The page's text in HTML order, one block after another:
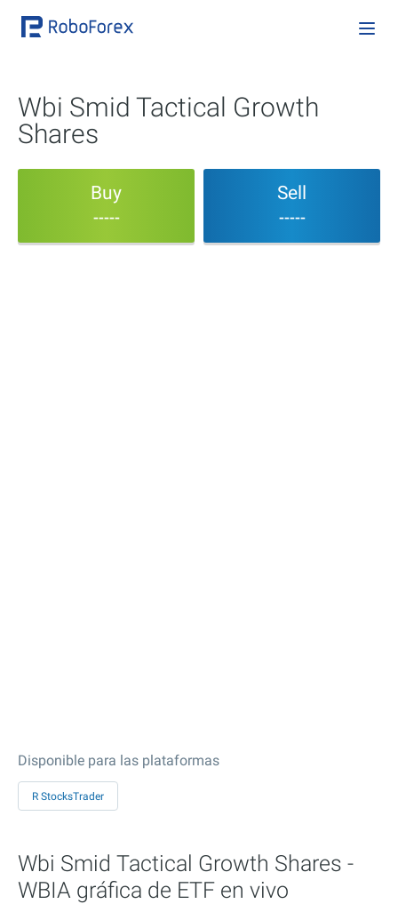
Wbi Smid Tactical Growth
Shares
Buy
-----
Sell
-----
Disponible para las plataformas
R StocksTrader
Wbi Smid Tactical Growth Shares -
WBIA gráfica de ETF en vivo